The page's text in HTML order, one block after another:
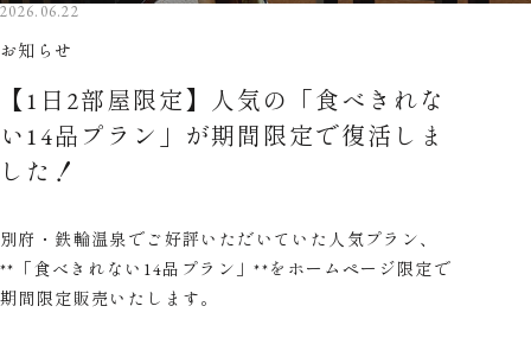
2026.06.22
お知らせ
【1日2部屋限定】人気の「食べきれな
い14品プラン」が期間限定で復活しま
した！
別府・鉄輪温泉でご好評いただいていた人気プラン、
**「食べきれない14品プラン」**をホームページ限定で
期間限定販売いたします。